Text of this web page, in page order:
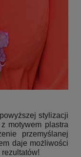
stylizacji
motywem plastra
przemyślanej
daje możliwości